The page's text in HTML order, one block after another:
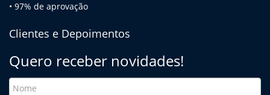
• 97% de aprovação
Clientes e Depoimentos
Quero receber novidades!